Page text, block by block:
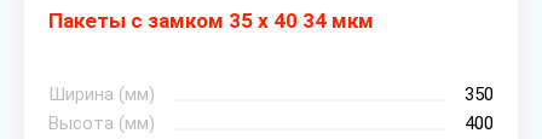
Пакеты с замком 35 х 40 34 мкм
Ширина (мм)
350
Высота (мм)
400